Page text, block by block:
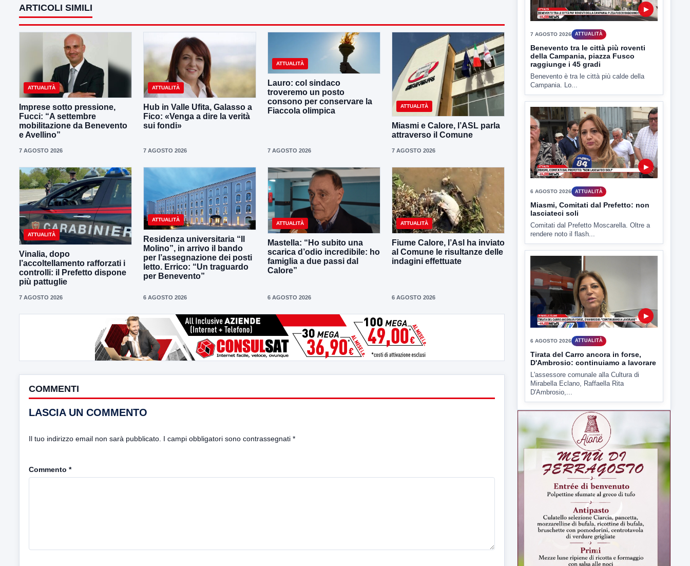
ARTICOLI SIMILI
ATTUALITÀ
Imprese sotto pressione,
Fucci: “A settembre
mobilitazione da Benevento
e Avellino”
7 AGOSTO 2026
ATTUALITÀ
Hub in Valle Ufita, Galasso a
Fico: «Venga a dire la verità
sui fondi»
7 AGOSTO 2026
ATTUALITÀ
Lauro: col sindaco
troveremo un posto
consono per conservare la
Fiaccola olimpica
7 AGOSTO 2026
ATTUALITÀ
Miasmi e Calore, l’ASL parla
attraverso il Comune
7 AGOSTO 2026
ATTUALITÀ
Vinalia, dopo
l’accoltellamento rafforzati i
controlli: il Prefetto dispone
più pattuglie
7 AGOSTO 2026
ATTUALITÀ
Residenza universitaria “Il
Molino”, in arrivo il bando
per l’assegnazione dei posti
letto. Errico: “Un traguardo
per Benevento”
6 AGOSTO 2026
ATTUALITÀ
Mastella: “Ho subito una
scarica d’odio incredibile: ho
famiglia a due passi dal
Calore”
6 AGOSTO 2026
ATTUALITÀ
Fiume Calore, l’Asl ha inviato
al Comune le risultanze delle
indagini effettuate
6 AGOSTO 2026
COMMENTI
LASCIA UN COMMENTO
Il tuo indirizzo email non sarà pubblicato. I campi obbligatori sono contrassegnati *
Commento *
▶
7 AGOSTO 2026
Benevento tra le città più roventi
della Campania, piazza Fusco
raggiunge i 45 gradi
Benevento è tra le città più calde della
Campania. Lo...
▶
Miasmi, Comitati dal Prefetto: non
lasciateci soli
rendere noto il flash...
Tirata del Carro ancora in forse,
D'Ambrosio: continuiamo a lavorare
L'assessore comunale alla Cultura di
Mirabella Eclano, Raffaella Rita
D'Ambrosio,...